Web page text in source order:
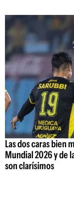
Las dos caras bien
Mundial 2026 y de
son clarísimos